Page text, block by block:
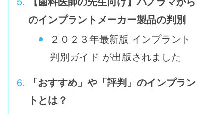
のインプラントメーカー製品の判別
２０２３年最新版 インプラント
判別ガイド が出版されました
「おすすめ」や「評判」のインプラン
トとは？